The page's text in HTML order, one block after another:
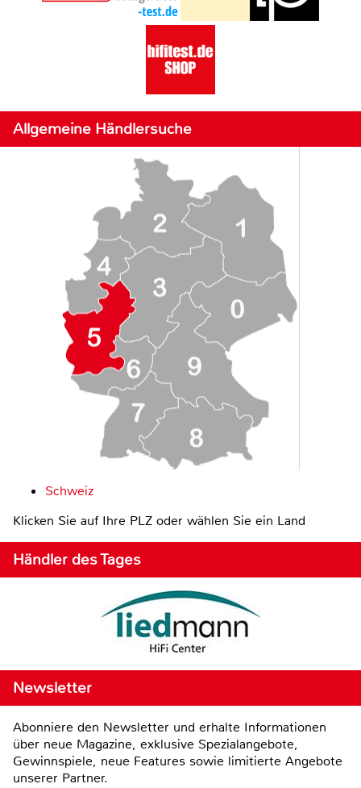
Allgemeine Händlersuche
Schweiz
Klicken Sie auf Ihre PLZ oder wählen Sie ein Land
Händler des Tages
Newsletter
Abonniere den Newsletter und erhalte Informationen
über neue Magazine, exklusive Spezialangebote,
Gewinnspiele, neue Features sowie limitierte Angebote
unserer Partner.